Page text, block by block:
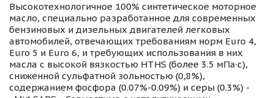
Высокотехнологичное 100% синтетическое моторное
масло, специально разработанное для современных
бензиновых и дизельных двигателей легковых
автомобилей, отвечающих требованиям норм Euro 4,
Euro 5 и Euro 6, и требующих использования в них
масла с высокой вязкостью HTHS (более 3.5 мПа·с),
сниженной сульфатной зольностью (0,8%),
содержанием фосфора (0.07%-0.09%) и серы (0.3%) -